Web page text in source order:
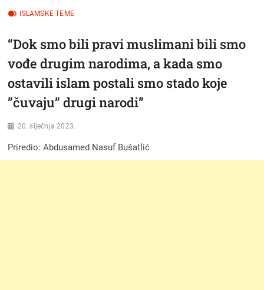
ISLAMSKE TEME
“Dok smo bili pravi muslimani bili smo
vođe drugim narodima, a kada smo
ostavili islam postali smo stado koje
”čuvaju” drugi narodi”
20. siječnja 2023.
Priredio: Abdusamed Nasuf Bušatlić